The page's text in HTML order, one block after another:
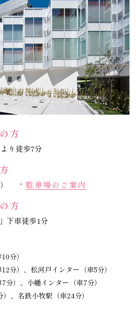
方
り徒歩7分
駐車場のご案内
方
下車徒歩1分
分）
12分）、松河戸インター（車5分）
分）、 小幡インター（車7分）
、 名鉄小牧駅（車24分）